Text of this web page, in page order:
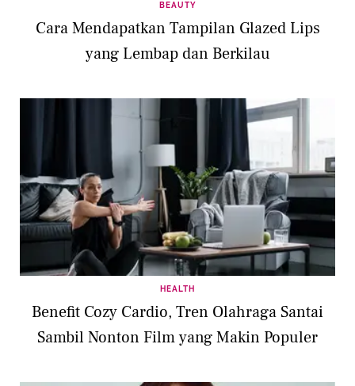
BEAUTY
Cara Mendapatkan Tampilan Glazed Lips
yang Lembap dan Berkilau
HEALTH
Benefit Cozy Cardio, Tren Olahraga Santai
Sambil Nonton Film yang Makin Populer